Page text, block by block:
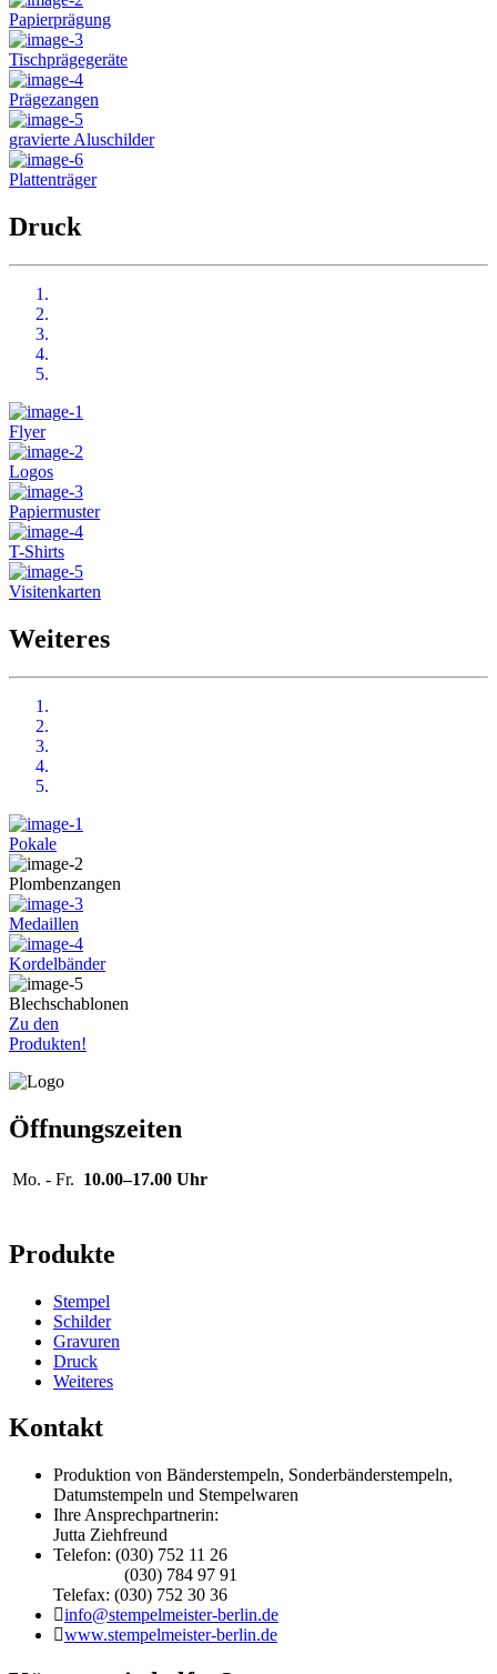
Papierprägung
Tischprägegeräte
Prägezangen
gravierte Aluschilder
Plattenträger
Druck
Flyer
Logos
Papiermuster
T-Shirts
Visitenkarten
Weiteres
Pokale
Plombenzangen
Medaillen
Kordelbänder
Blechschablonen
Zu den
Produkten!
Öffnungszeiten
Mo. - Fr. 10.00–17.00 Uhr
Produkte
Stempel
Schilder
Gravuren
Druck
Weiteres
Kontakt
Produktion von Bänderstempeln, Sonderbänderstempeln,
Datumstempeln und Stempelwaren
Ihre Ansprechpartnerin:
Jutta Ziehfreund
Telefon: (030) 752 11 26
(030) 784 97 91
Telefax: (030) 752 30 36
info@stempelmeister-berlin.de
www.stempelmeister-berlin.de